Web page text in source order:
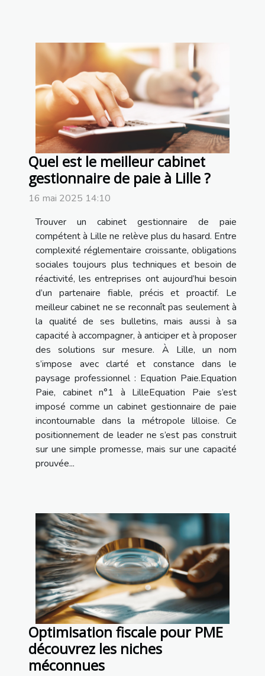
Quel est le meilleur cabinet
gestionnaire de paie à Lille ?
16 mai 2025 14:10
Trouver un cabinet gestionnaire de paie
compétent à Lille ne relève plus du hasard. Entre
complexité réglementaire croissante, obligations
sociales toujours plus techniques et besoin de
réactivité, les entreprises ont aujourd’hui besoin
d’un partenaire fiable, précis et proactif. Le
meilleur cabinet ne se reconnaît pas seulement à
la qualité de ses bulletins, mais aussi à sa
capacité à accompagner, à anticiper et à proposer
des solutions sur mesure. À Lille, un nom
s’impose avec clarté et constance dans le
paysage professionnel : Equation Paie.Equation
Paie, cabinet n°1 à LilleEquation Paie s’est
imposé comme un cabinet gestionnaire de paie
incontournable dans la métropole lilloise. Ce
positionnement de leader ne s’est pas construit
sur une simple promesse, mais sur une capacité
prouvée...
Optimisation fiscale pour PME
découvrez les niches
méconnues